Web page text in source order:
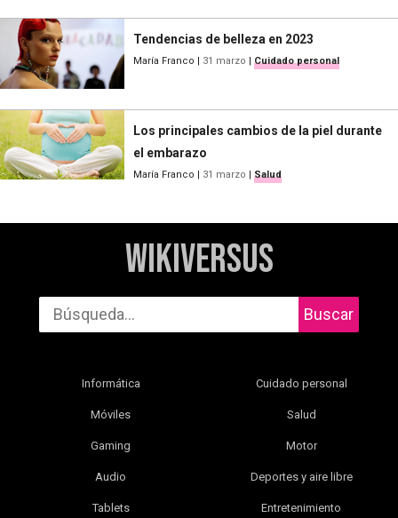
Tendencias de belleza en 2023
María Franco | 31 marzo | Cuidado personal
Los principales cambios de la piel durante
el embarazo
María Franco | 31 marzo | Salud
WikiVersus
Buscar
Informática
Móviles
Gaming
Audio
Tablets
Cuidado personal
Salud
Motor
Deportes y aire libre
Entretenimiento